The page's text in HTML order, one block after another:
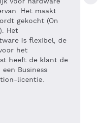
Het maakt
gekocht (On
Het
is flexibel, de
het
heeft de klant de
Business
licentie.